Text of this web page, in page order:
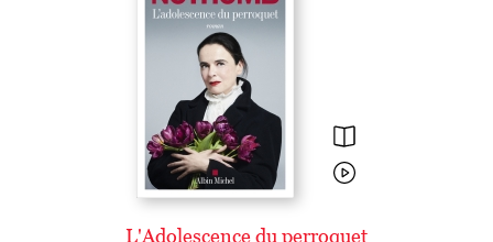
L'Adolescence du perroquet